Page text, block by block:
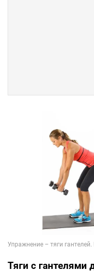
Тяги с гантелями